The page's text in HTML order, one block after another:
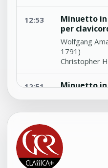
12:53
Minuetto in
per
Wolfgang
1791)
Christopher
12:51
Minuetto in
Boskovsky,
12:49
Minuetto in